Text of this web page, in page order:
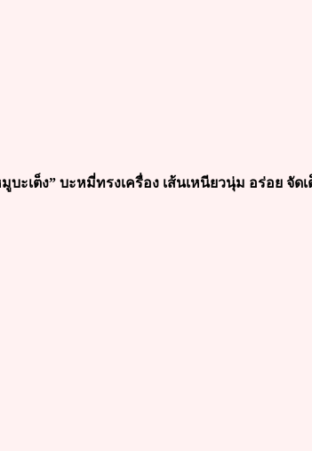
ะเต็ง” บะหมี่ทรงเครื่อง เส้นเหนียวนุ่ม อร่อย จัด